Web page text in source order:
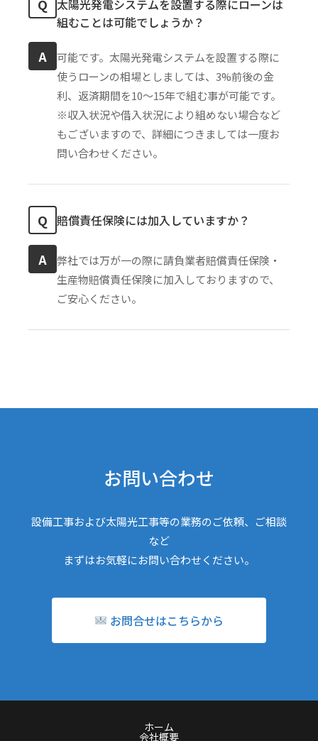
Q 太陽光発電システムを設置する際にローンは
組むことは可能でしょうか？
A
可能です。太陽光発電システムを設置する際に
使うローンの相場としましては、3%前後の金
利、返済期間を10〜15年で組む事が可能です。
※収入状況や借入状況により組めない場合など
もございますので、詳細につきましては一度お
問い合わせください。
Q 賠償責任保険には加入していますか？
A
弊社では万が一の際に請負業者賠償責任保険・
生産物賠償責任保険に加入しておりますので、
ご安心ください。
お問い合わせ
設備工事および太陽光工事等の業務のご依頼、ご相談
など
まずはお気軽にお問い合わせください。
お問合せはこちらから
ホーム
会社概要